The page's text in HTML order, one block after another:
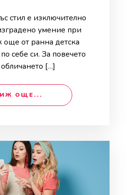
стил е изключително
умение при
още от ранна детска
себе си. За повечето
[…]
ОЩЕ...